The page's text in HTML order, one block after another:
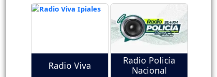
Radio Viva
Radio Policía
Nacional